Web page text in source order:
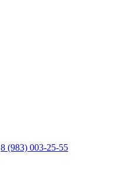
8 (983) 003-25-55